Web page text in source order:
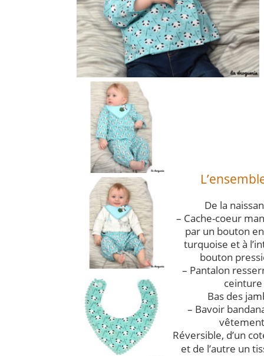
De la
– Cache-coeur
par un bouton
turquoise et à
bouton
– Pantalon
Bas des
– Bavoir
Réversible, d’un
et de l’autre un